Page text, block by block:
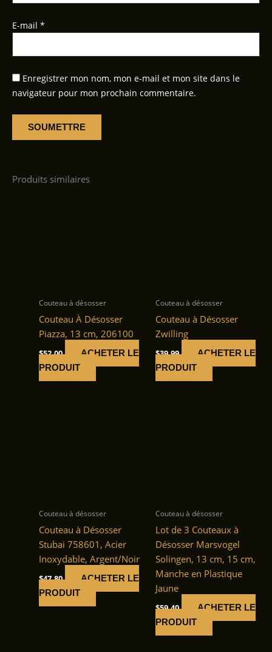
E-mail *
Enregistrer mon nom, mon e-mail et mon site dans le
navigateur pour mon prochain commentaire.
Produits similaires
Couteau à désosser
Couteau À Désosser
Piazza, 13 cm, 206100
$52.00
ACHETER LE
PRODUIT
Couteau à désosser
Couteau à Désosser
Zwilling
$39.99
ACHETER LE
PRODUIT
Couteau à désosser
Couteau à Désosser
Stubai 758601, Acier
Inoxydable, Argent/Noir
$47.80
ACHETER LE
PRODUIT
Couteau à désosser
Lot de 3 Couteaux à
Désosser Marsvogel
Solingen, 13 cm, 15 cm,
Manche en Plastique
Jaune
$59.40
ACHETER LE
PRODUIT